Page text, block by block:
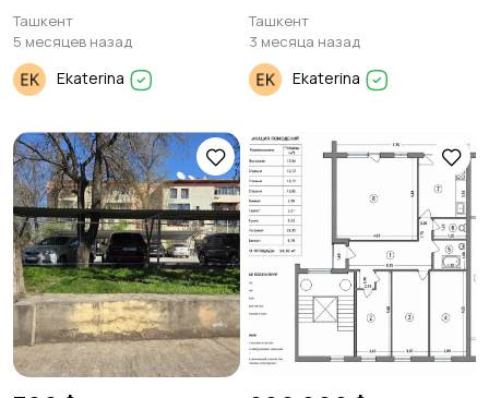
Ташкент
5 месяцев назад
Ekaterina
Ташкент
3 месяца назад
Ekaterina